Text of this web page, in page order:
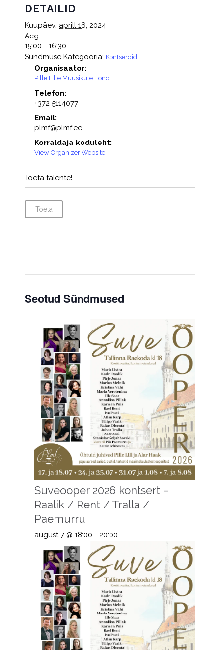
DETAILID
Kuupäev: aprill 16, 2024
Aeg:
15:00 - 16:30
Sündmuse Kategooria: Kontserdid
Organisaator:
Pille Lille Muusikute Fond
Telefon:
+372 5114077
Email:
plmf@plmf.ee
Korraldaja koduleht:
View Organizer Website
Toeta talente!
Toeta
Seotud Sündmused
Suveooper 2026 kontsert –
Raalik / Rent / Tralla /
Paemurru
august 7 @ 18:00 - 20:00